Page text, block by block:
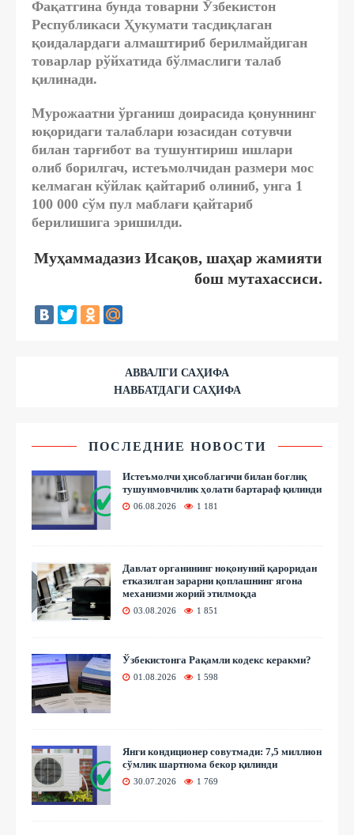
Фақатгина бунда товарни Ўзбекистон
Республикаси Ҳукумати тасдиқлаган
қоидалардаги алмаштириб берилмайдиган
товарлар рўйхатида бўлмаслиги талаб
қилинади.
Мурожаатни ўрганиш доирасида қонуннинг
юқоридаги талаблари юзасидан сотувчи
билан тарғибот ва тушунтириш ишлари
олиб борилгач, истеъмолчидан размери мос
келмаган кўйлак қайтариб олиниб, унга 1
100 000 сўм пул маблағи қайтариб
берилишига эришилди.
Муҳаммадазиз Исақов, шаҳар жамияти
бош мутахассиси.
АВВАЛГИ САҲИФА
НАВБАТДАГИ САҲИФА
ПОСЛЕДНИЕ НОВОСТИ
Истеъмолчи ҳисоблагичи билан боғлиқ
тушунмовчилик ҳолати бартараф қилинди
06.08.2026 1 181
Давлат органининг ноқонуний қароридан
етказилган зарарни қоплашнинг ягона
механизми жорий этилмоқда
03.08.2026 1 851
Ўзбекистонга Рақамли кодекс керакми?
01.08.2026 1 598
Янги кондиционер совутмади: 7,5 миллион
сўмлик шартнома бекор қилинди
30.07.2026 1 769